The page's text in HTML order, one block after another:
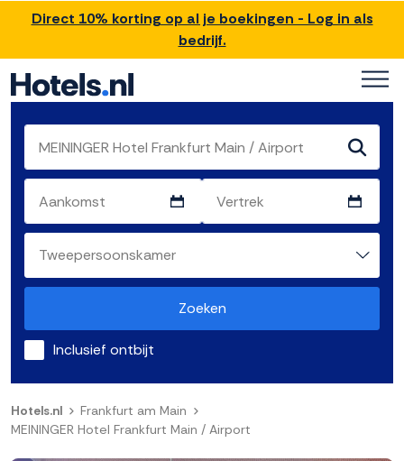
Direct 10% korting op al je boekingen - Log in als
bedrijf.
Zoeken
Inclusief ontbijt
Hotels.nl
Frankfurt am Main
MEININGER Hotel Frankfurt Main / Airport